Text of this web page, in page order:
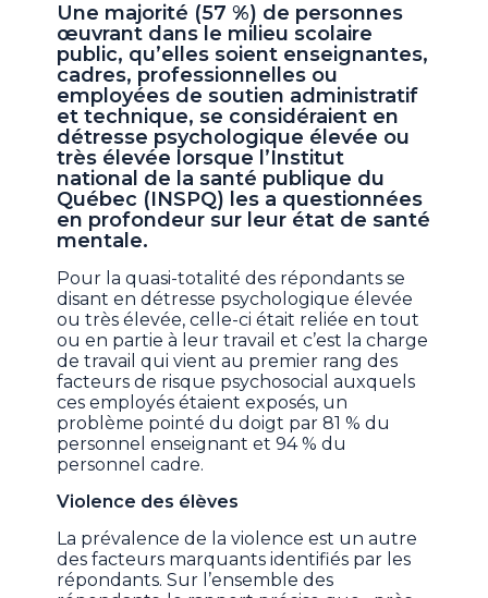
Une majorité (57 %) de personnes
œuvrant dans le milieu scolaire
public, qu’elles soient enseignantes,
cadres, professionnelles ou
employées de soutien administratif
et technique, se considéraient en
détresse psychologique élevée ou
très élevée lorsque l’Institut
national de la santé publique du
Québec (INSPQ) les a questionnées
en profondeur sur leur état de santé
mentale.
Pour la quasi-totalité des répondants se
disant en détresse psychologique élevée
ou très élevée, celle-ci était reliée en tout
ou en partie à leur travail et c’est la charge
de travail qui vient au premier rang des
facteurs de risque psychosocial auxquels
ces employés étaient exposés, un
problème pointé du doigt par 81 % du
personnel enseignant et 94 % du
personnel cadre.
Violence des élèves
La prévalence de la violence est un autre
des facteurs marquants identifiés par les
répondants. Sur l’ensemble des